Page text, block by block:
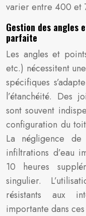
varier entre 400 et
Gestion des angles
parfaite
Les angles et
etc.) nécessitent
spécifiques
l’étanchéité. Des
sont souvent
configuration du
La négligence
infiltrations d’eau
10 heures
singulier.
résistants aux
importante dans